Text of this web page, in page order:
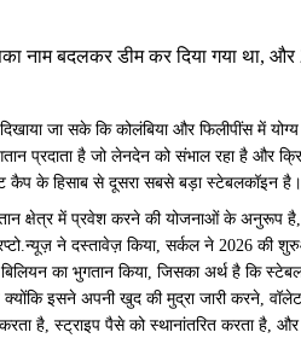
नाम बदलकर डीम कर दिया गया था,
जा सके कि कोलंबिया और फिलीपींस में
प्रदाता है जो लेनदेन को संभाल रहा है और
कैप के हिसाब से दूसरा सबसे बड़ा स्टेबलकॉइन है।
क्षेत्र में प्रवेश करने की योजनाओं के अनुरूप
ने दस्तावेज़ किया, सर्कल ने 2026 की
का भुगतान किया, जिसका अर्थ है कि
क्योंकि इसने अपनी खुद की मुद्रा जारी करने,
है, स्ट्राइप पैसे को स्थानांतरित करता